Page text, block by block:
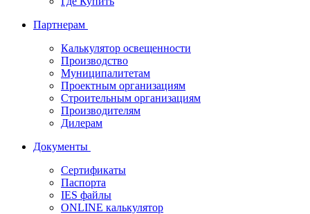
Партнерам
Калькулятор освещенности
Производство
Муниципалитетам
Проектным организациям
Строительным организациям
Производителям
Дилерам
Документы
Сертификаты
Паспорта
IES файлы
ONLINE калькулятор